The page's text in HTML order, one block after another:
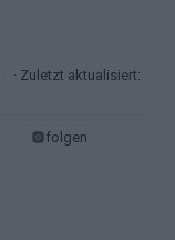
· Zuletzt aktualisiert:
folgen